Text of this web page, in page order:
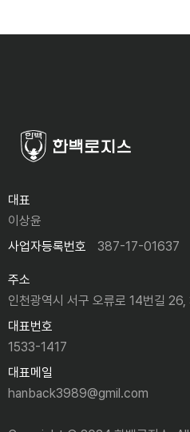
대표
이상윤
사업자등록번호
387-17-01637
주소
인천광역시 서구 오류로 14번길
대표번호
1533-1417
대표메일
hanback3989@gmil.com